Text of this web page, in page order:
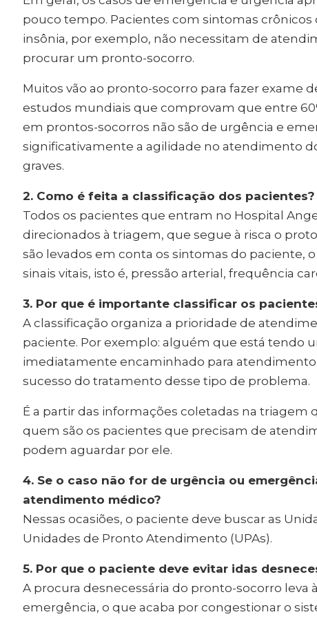
pouco tempo. Pacientes com sintomas
insônia, por exemplo, não necessitam de
procurar um pronto-socorro.
Muitos vão ao pronto-socorro para fazer exame
estudos mundiais que comprovam que entre
em prontos-socorros não são de urgência e
significativamente a agilidade no atendimento
graves.
2. Como é feita a classificação dos pacientes?
Todos os pacientes que entram no Hospital
direcionados à triagem, que segue à risca o
são levados em conta os sintomas do paciente,
sinais vitais, isto é, pressão arterial, frequência
3. Por que é importante classificar os
A classificação organiza a prioridade de
paciente. Por exemplo: alguém que está tendo
imediatamente encaminhado para
sucesso do tratamento desse tipo de problema.
É a partir das informações coletadas na
quem são os pacientes que precisam de
podem aguardar por ele.
4. Se o caso não for de urgência ou
atendimento médico?
Nessas ocasiões, o paciente deve buscar as
Unidades de Pronto Atendimento (UPAs).
5. Por que o paciente deve evitar idas
A procura desnecessária do pronto-socorro leva
emergência, o que acaba por congestionar o